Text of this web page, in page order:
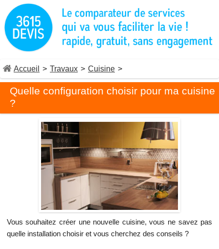
Accueil > Travaux > Cuisine >
Quelle configuration choisir pour ma cuisine
?
Vous souhaitez créer une nouvelle cuisine, vous ne savez pas
quelle installation choisir et vous cherchez des conseils ?